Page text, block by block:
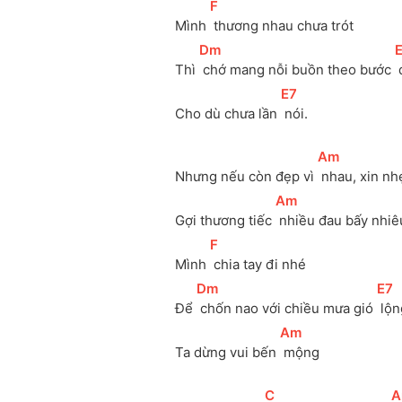
Mình
[F
thương nhau chưa trót
Thì
[Dm
chớ mang nỗi buồn theo bước
[
Cho dù chưa lần
[E7
nói.
Nhưng nếu còn đẹp vì
[
Am
nhau, xin
Gợi thương tiếc
[
Am
nhiều đau bấy
Mình
[F
chia tay đi nhé
Để
[Dm
chốn nao với chiều mưa gió
[E7
Ta dừng vui bến
[
Am
mộng
[
C [